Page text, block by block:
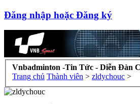
Đăng nhập hoặc Đăng ký
Vnbadminton -Tin Tức - Diễn Đàn
Trang chủ Thành viên > zldychouc >